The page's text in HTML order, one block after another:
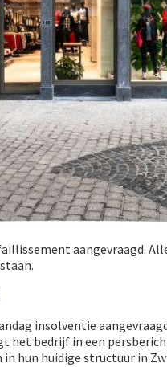
aangevraagd.
insolventie
het bedrijf in een
hun huidige structuur in